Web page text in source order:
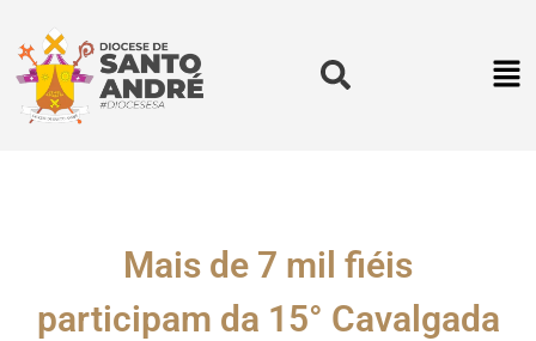
Mais de 7 mil fiéis
participam da 15° Cavalgada